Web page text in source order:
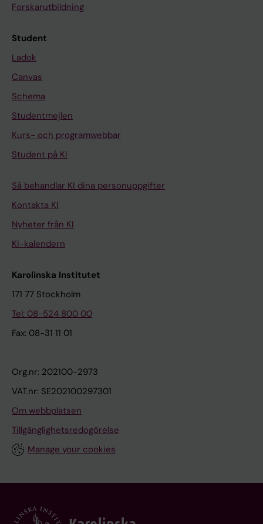
Forskarutbildning
Student
Ladok
Canvas
Schema
Studentmejlen
Kurs- och programwebbar
Student på KI
Så behandlar KI dina personuppgifter
Kontakta KI
Nyheter från KI
KI-kalendern
Karolinska Institutet
171 77 Stockholm
Tel: 08-524 800 00
Fax: 08-31 11 01
Org.nr: 202100-2973
VAT.nr: SE202100297301
Om webbplatsen
Tillgänglighetsredogörelse
Manage your cookies